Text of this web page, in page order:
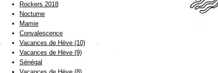
Rockers 2018
Nocturne
Mamie
Convalescence
Vacances de Hève (10)
Vacances de Hève (9)
Sénégal